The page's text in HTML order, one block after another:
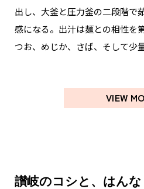
出し、大釜と圧力釜の二段階で
感になる。出汁は麺との相性を
つお、めじか、さば、そして少
VIEW
讃岐のコシと、はん